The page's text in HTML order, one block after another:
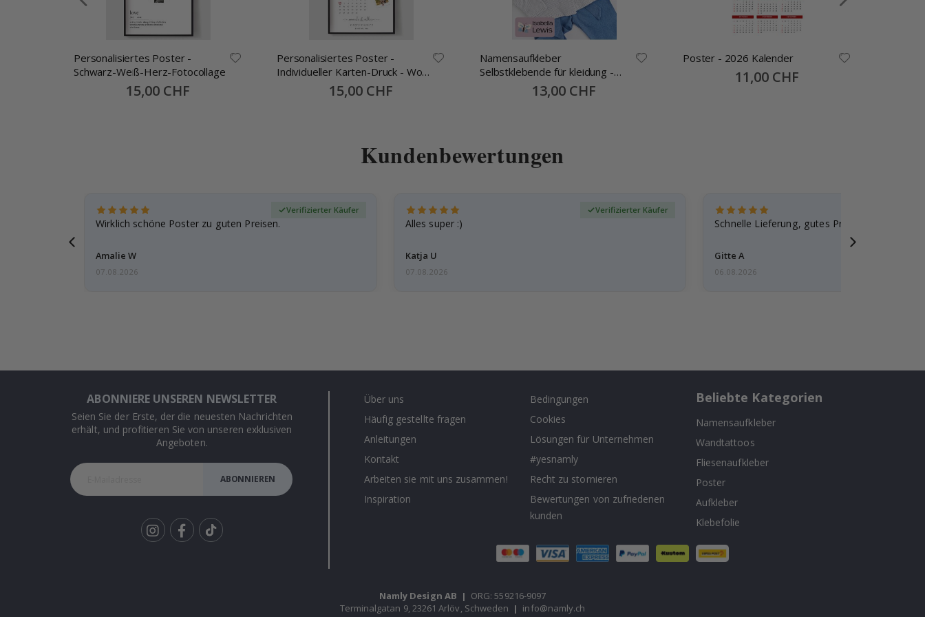
Personalisiertes Poster -
Schwarz-Weiß-Herz-Fotocollage
Special
Price
15,00 CHF
Personalisiertes Poster -
Individueller Karten-Druck - Wo
alles begannSpecial
Price
15,00 CHF
Namensaufkleber
Selbstklebende für kleidung -
30x13mm -70 Stck
Special
Price
13,00 CHF
Poster - 2026 Kalender
Special
Price
11,00 CHF
Kundenbewertungen
Wirklich schöne Poster zu guten Preisen.
Amalie W
Verifizierter Käufer
07.08.2026
Alles super :)
Katja U
Verifizierter Käufer
07.08.2026
Schnelle Lieferung, gutes Produkt
Gitte A
06.08.2026
ABONNIERE UNSEREN NEWSLETTER
Seien Sie der Erste, der die neuesten Nachrichten
erhält, und profitieren Sie von unseren exklusiven
Angeboten.
ABONNIEREN
Über uns
Häufig gestellte fragen
Anleitungen
Kontakt
Arbeiten sie mit uns zusammen!
Inspiration
Bedingungen
Cookies
Lösungen für Unternehmen
#yesnamly
Recht zu stornieren
Bewertungen von zufriedenen
kunden
Beliebte Kategorien
Namensaufkleber
Wandtattoos
Fliesenaufkleber
Poster
Aufkleber
Klebefolie
Namly Design AB | ORG: 559216-9097
Terminalgatan 9, 23261 Arlöv, Schweden | info@namly.ch